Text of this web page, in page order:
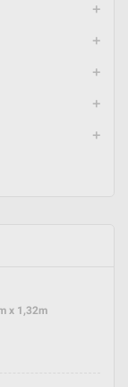
add
add
add
add
add
x 1,32m